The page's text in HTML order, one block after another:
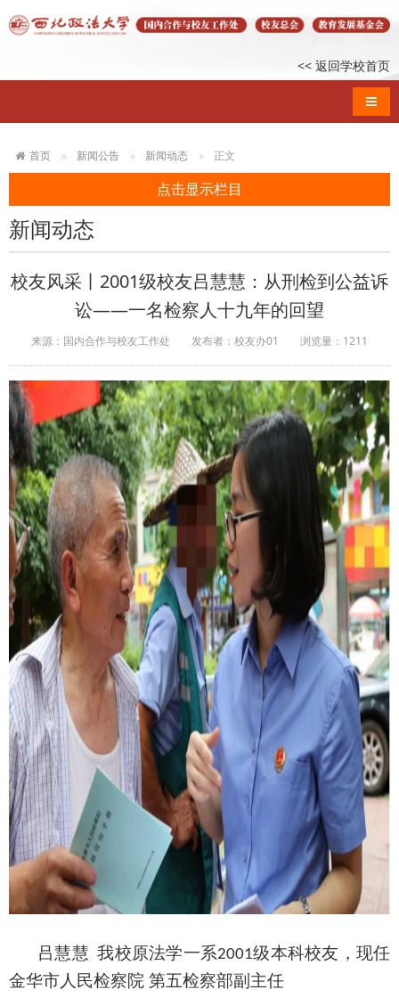
<< 返回学校首页
导航
首页 新闻公告 新闻动态 正文
点击显示栏目
新闻动态
校友风采丨2001级校友吕慧慧：从刑检到公益诉
讼——一名检察人十九年的回望
来源：国内合作与校友工作处 发布者：校友办01 浏览量： 1211
吕慧慧 我校原法学一系2001级本科校友，现任
金华市人民检察院 第五检察部副主任